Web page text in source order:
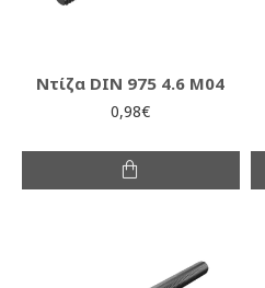
Ντίζα DIN 975 4.6 M04
0,98€